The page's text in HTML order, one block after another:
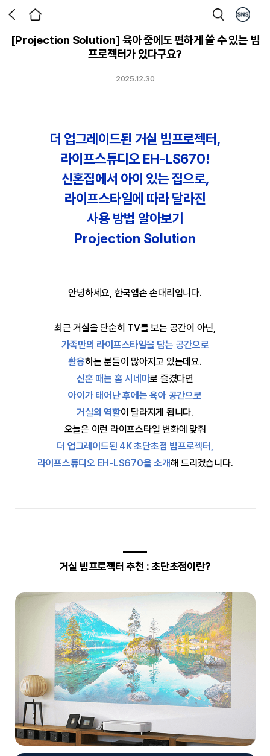
[Projection Solution] 육아 중에도 편하게 쓸 수 있는 빔
프로젝터가 있다구요?
2025.12.30
더 업그레이드된 거실 빔프로젝터,
라이프스튜디오 EH-LS670!
신혼집에서 아이 있는 집으로,
라이프스타일에 따라 달라진
사용 방법 알아보기
Projection Solution
안녕하세요, 한국엡손 손대리입니다.
최근 거실을 단순히 TV를 보는 공간이 아닌,
가족만의 라이프스타일을 담는 공간으로
활용하는 분들이 많아지고 있는데요.
신혼 때는 홈 시네마로 즐겼다면
아이가 태어난 후에는 육아 공간으로
거실의 역할이 달라지게 됩니다.
오늘은 이런 라이프스타일 변화에 맞춰
더 업그레이드된 4K 초단초점 빔프로젝터,
라이프스튜디오 EH-LS670을 소개해 드리겠습니다.
거실 빔프로젝터 추천 : 초단초점이란?